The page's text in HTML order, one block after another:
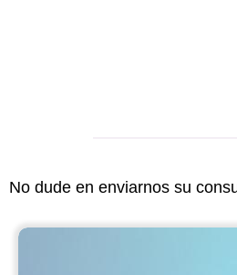
No dude en enviarnos su